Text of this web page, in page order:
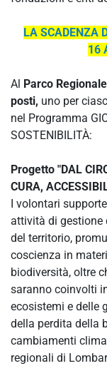
LA SCADENZA
16
Al Parco
posti, uno per
nel Programma
SOSTENIBILITÀ:
Progetto "DAL
CURA,
I volontari
attività di gestione
del territorio,
coscienza in
biodiversità, oltre
saranno coinvolti
ecosistemi e delle
della perdita della
cambiamenti
regionali di